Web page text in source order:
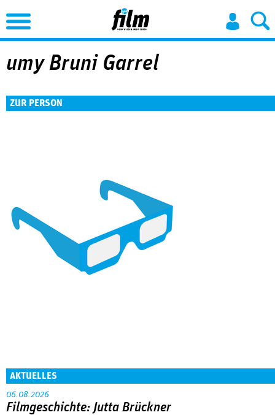
Jump to Navigation
umy Bruni Garrel
ZUR PERSON
AKTUELLES
06.08.2026
Filmgeschichte: Jutta Brückner